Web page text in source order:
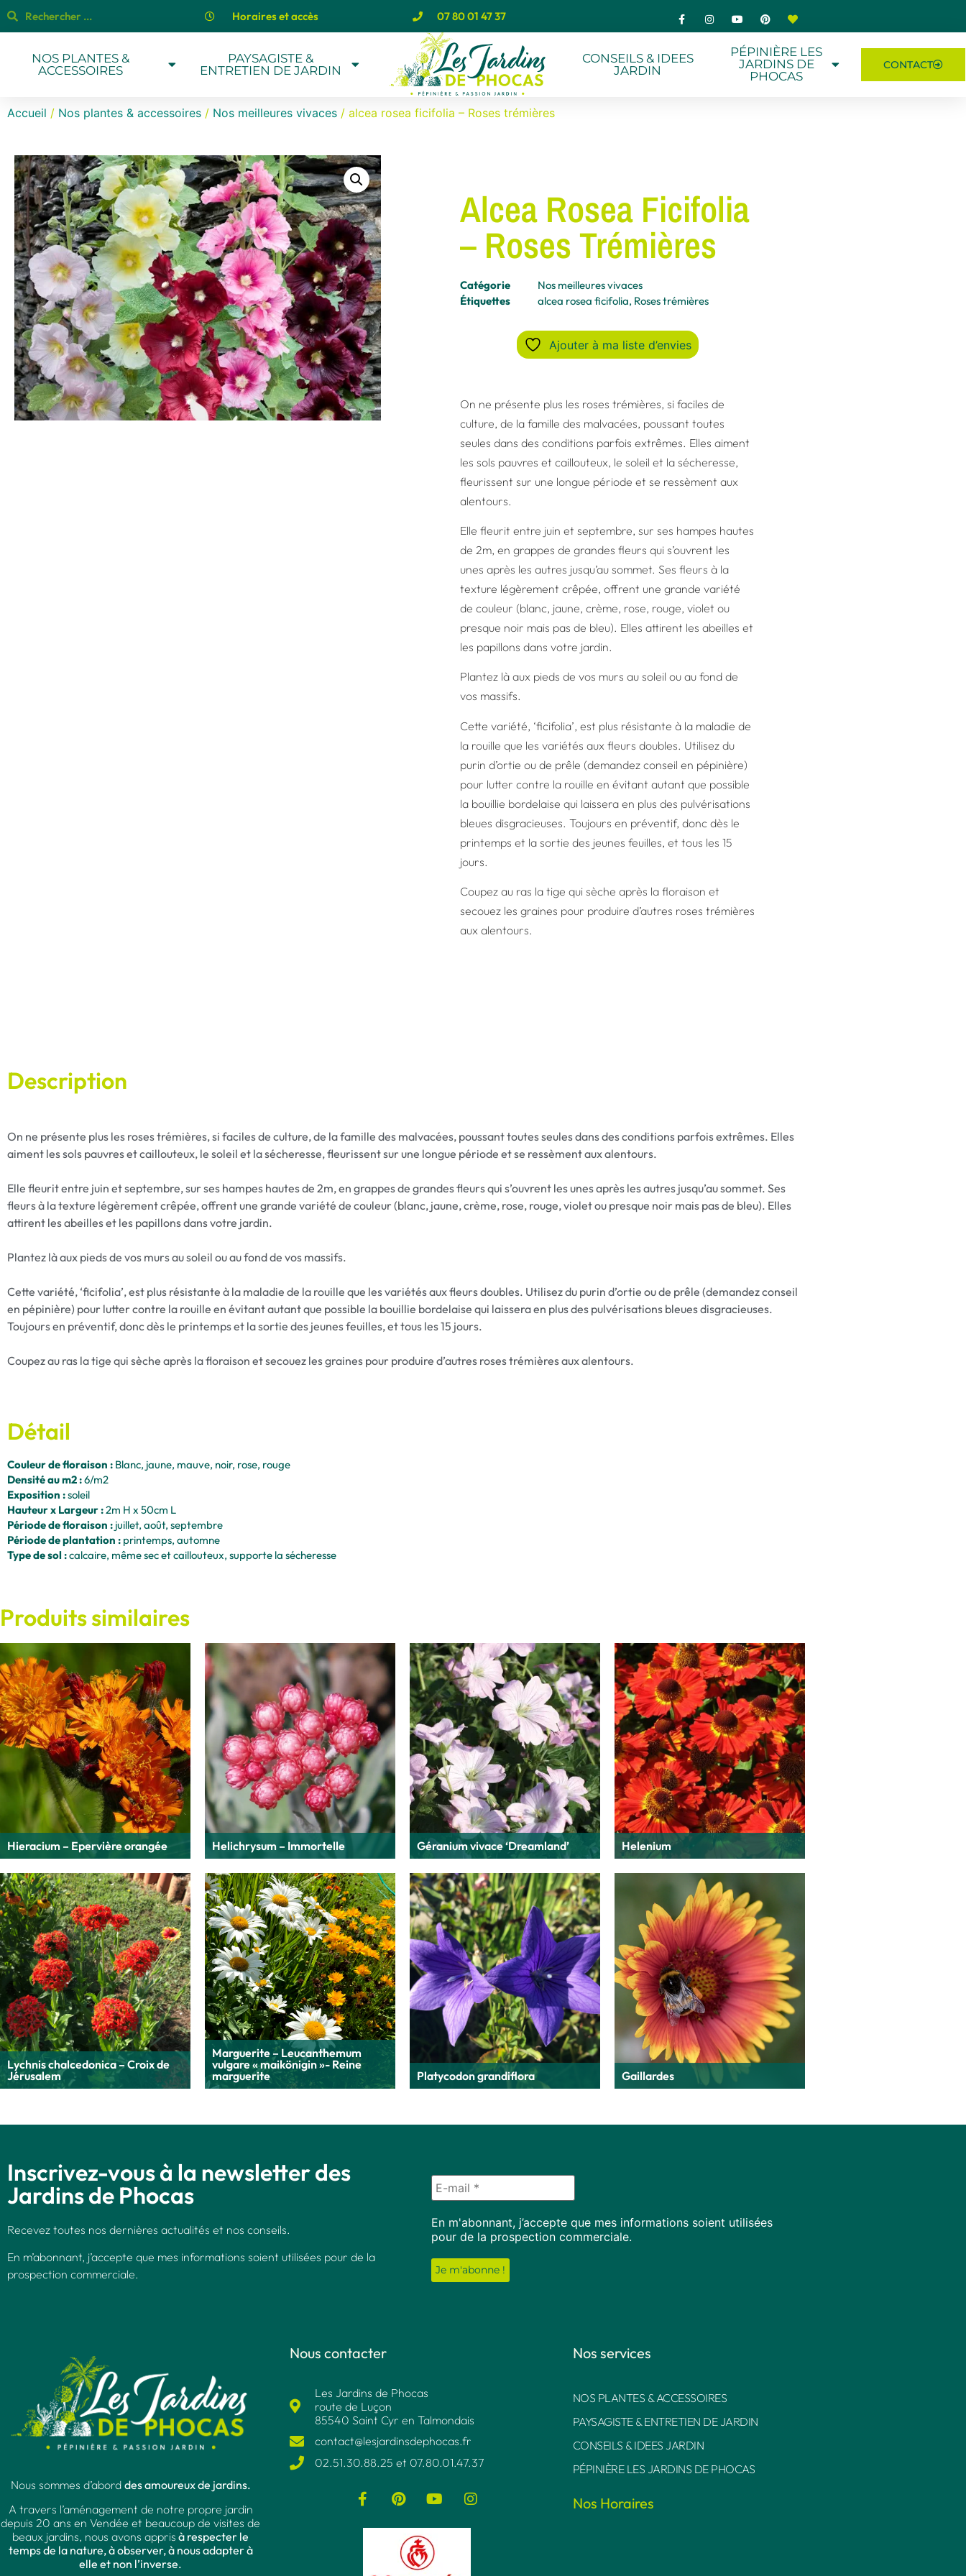
Horaires et accès 07 80 01 47 37
NOS PLANTES &
ACCESSOIRES
PAYSAGISTE &
ENTRETIEN DE JARDIN
CONSEILS & IDEES
JARDIN
PÉPINIÈRE LES
JARDINS DE
PHOCAS
CONTACT
Accueil / Nos plantes & accessoires / Nos meilleures vivaces / alcea rosea ficifolia – Roses trémières
Alcea Rosea Ficifolia
– Roses Trémières
Catégorie
Nos meilleures vivaces
Étiquettes
alcea rosea ficifolia, Roses trémières
Ajouter à ma liste d’envies
On ne présente plus les roses trémières, si faciles de
culture, de la famille des malvacées, poussant toutes
seules dans des conditions parfois extrêmes. Elles aiment
les sols pauvres et caillouteux, le soleil et la sécheresse,
fleurissent sur une longue période et se ressèment aux
alentours.
Elle fleurit entre juin et septembre, sur ses hampes hautes
de 2m, en grappes de grandes fleurs qui s’ouvrent les
unes après les autres jusqu’au sommet. Ses fleurs à la
texture légèrement crêpée, offrent une grande variété
de couleur (blanc, jaune, crème, rose, rouge, violet ou
presque noir mais pas de bleu). Elles attirent les abeilles et
les papillons dans votre jardin.
Plantez là aux pieds de vos murs au soleil ou au fond de
vos massifs.
Cette variété, ‘ficifolia’, est plus résistante à la maladie de
la rouille que les variétés aux fleurs doubles. Utilisez du
purin d’ortie ou de prêle (demandez conseil en pépinière)
pour lutter contre la rouille en évitant autant que possible
la bouillie bordelaise qui laissera en plus des pulvérisations
bleues disgracieuses. Toujours en préventif, donc dès le
printemps et la sortie des jeunes feuilles, et tous les 15
jours.
Coupez au ras la tige qui sèche après la floraison et
secouez les graines pour produire d’autres roses trémières
aux alentours.
Description
On ne présente plus les roses trémières, si faciles de culture, de la famille des malvacées, poussant toutes seules dans des conditions parfois extrêmes. Elles
aiment les sols pauvres et caillouteux, le soleil et la sécheresse, fleurissent sur une longue période et se ressèment aux alentours.
Elle fleurit entre juin et septembre, sur ses hampes hautes de 2m, en grappes de grandes fleurs qui s’ouvrent les unes après les autres jusqu’au sommet. Ses
fleurs à la texture légèrement crêpée, offrent une grande variété de couleur (blanc, jaune, crème, rose, rouge, violet ou presque noir mais pas de bleu). Elles
attirent les abeilles et les papillons dans votre jardin.
Plantez là aux pieds de vos murs au soleil ou au fond de vos massifs.
Cette variété, ‘ficifolia’, est plus résistante à la maladie de la rouille que les variétés aux fleurs doubles. Utilisez du purin d’ortie ou de prêle (demandez conseil
en pépinière) pour lutter contre la rouille en évitant autant que possible la bouillie bordelaise qui laissera en plus des pulvérisations bleues disgracieuses.
Toujours en préventif, donc dès le printemps et la sortie des jeunes feuilles, et tous les 15 jours.
Coupez au ras la tige qui sèche après la floraison et secouez les graines pour produire d’autres roses trémières aux alentours.
Détail
Couleur de floraison : Blanc, jaune, mauve, noir, rose, rouge
Densité au m2 :6/m2
Exposition :soleil
Hauteur x Largeur :2m H x 50cm L
Période de floraison : juillet, août, septembre
Période de plantation : printemps, automne
Type de sol :calcaire, même sec et caillouteux, supporte la sécheresse
Produits similaires
Hieracium – Epervière orangée Helichrysum – Immortelle Géranium vivace ‘Dreamland’ Helenium
Lychnis chalcedonica – Croix de
Jérusalem
Marguerite – Leucanthemum
vulgare « maikönigin »- Reine
marguerite
Platycodon grandiflora Gaillardes
Inscrivez-vous à la newsletter des
Jardins de Phocas
Recevez toutes nos dernières actualités et nos conseils.
En m’abonnant, j’accepte que mes informations soient utilisées pour de la
prospection commerciale.
En m'abonnant, j’accepte que mes informations soient utilisées
pour de la prospection commerciale.
Nous sommes d’abord des amoureux de jardins.
A travers l’aménagement de notre propre jardin
depuis 20 ans en Vendée et beaucoup de visites de
beaux jardins, nous avons appris à respecter le
temps de la nature, à observer, à nous adapter à
elle et non l’inverse.
Nous contacter
Les Jardins de Phocas
route de Luçon
85540 Saint Cyr en Talmondais
contact@lesjardinsdephocas.fr​
02.51.30.88.25 et 07.80.01.47.37​
Nos services
NOS PLANTES & ACCESSOIRES
PAYSAGISTE & ENTRETIEN DE JARDIN
CONSEILS & IDEES JARDIN
PÉPINIÈRE LES JARDINS DE PHOCAS
Nos Horaires